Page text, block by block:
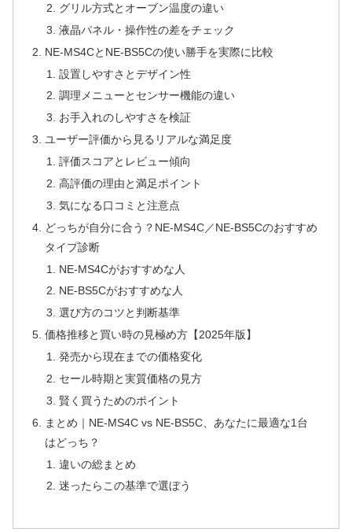
グリル方式とオーブン温度の違い
液晶パネル・操作性の差をチェック
NE-MS4CとNE-BS5Cの使い勝手を実際に比較
設置しやすさとデザイン性
調理メニューとセンサー機能の違い
お手入れのしやすさを検証
ユーザー評価から見るリアルな満足度
評価スコアとレビュー傾向
高評価の理由と満足ポイント
気になる口コミと注意点
どっちが自分に合う？NE-MS4C／NE-BS5Cのおすすめ
タイプ診断
NE-MS4Cがおすすめな人
NE-BS5Cがおすすめな人
選び方のコツと判断基準
価格推移と買い時の見極め方【2025年版】
発売から現在までの価格変化
セール時期と実質価格の見方
賢く買うためのポイント
まとめ｜NE-MS4C vs NE-BS5C、あなたに最適な1台
はどっち？
違いの総まとめ
迷ったらこの基準で選ぼう